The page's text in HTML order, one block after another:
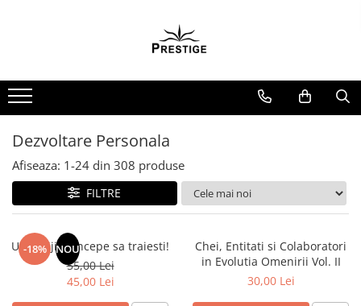
Noutati
Promotii
Spiritualitate - Ezoterism
AngelConnection
Arte Divinatorii
Chiromantie
Dezvoltare Spirituala
Dezvoltare Personala
Afiseaza: 1-24 din 308 produse
FILTRE
-18% NOU
Uita grijile, incepe sa traiesti!
55,00 Lei
45,00 Lei
Chei, Entitati si Colaboratori
in Evolutia Omenirii Vol. II
30,00 Lei